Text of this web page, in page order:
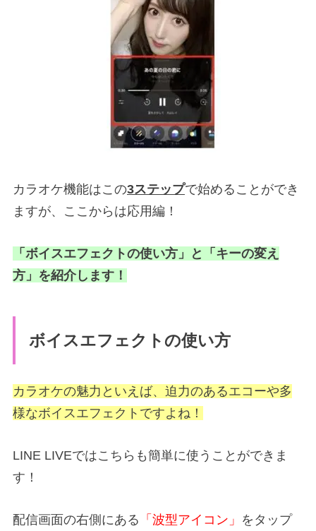
カラオケ機能はこの3ステップで始めることができ
ますが、ここからは応用編！
「ボイスエフェクトの使い方」と「キーの変え
方」を紹介します！
ボイスエフェクトの使い方
カラオケの魅力といえば、迫力のあるエコーや多
様なボイスエフェクトですよね！
LINE LIVEではこちらも簡単に使うことができま
す！
配信画面の右側にある 「波型アイコン」 をタップ